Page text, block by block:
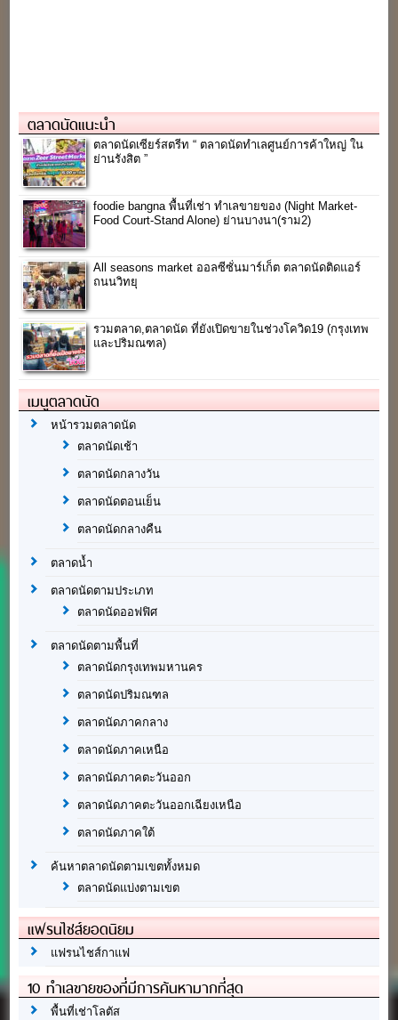
ตลาดนัดแนะนำ
ตลาดนัดเซียร์สตรีท “ ตลาดนัดทำเลศูนย์การค้าใหญ่ ใน
ย่านรังสิต ”
foodie bangna พื้นที่เช่า ทำเลขายของ (Night Market-
Food Court-Stand Alone) ย่านบางนา(ราม2)
All seasons market ออลซีซั่นมาร์เก็ต ตลาดนัดติดแอร์
ถนนวิทยุ
รวมตลาด,ตลาดนัด ที่ยังเปิดขายในช่วงโควิด19 (กรุงเทพ
และปริมณฑล)
เมนูตลาดนัด
หน้ารวมตลาดนัด
ตลาดนัดเช้า
ตลาดนัดกลางวัน
ตลาดนัดตอนเย็น
ตลาดนัดกลางคืน
ตลาดน้ำ
ตลาดนัดตามประเภท
ตลาดนัดออฟฟิศ
ตลาดนัดตามพื้นที่
ตลาดนัดกรุงเทพมหานคร
ตลาดนัดปริมณฑล
ตลาดนัดภาคกลาง
ตลาดนัดภาคเหนือ
ตลาดนัดภาคตะวันออก
ตลาดนัดภาคตะวันออกเฉียงเหนือ
ตลาดนัดภาคใต้
ค้นหาตลาดนัดตามเขตทั้งหมด
ตลาดนัดแบ่งตามเขต
แฟรนไชส์ยอดนิยม
แฟรนไชส์กาแฟ
10 ทำเลขายของที่มีการค้นหามากที่สุด
พื้นที่เช่าโลตัส